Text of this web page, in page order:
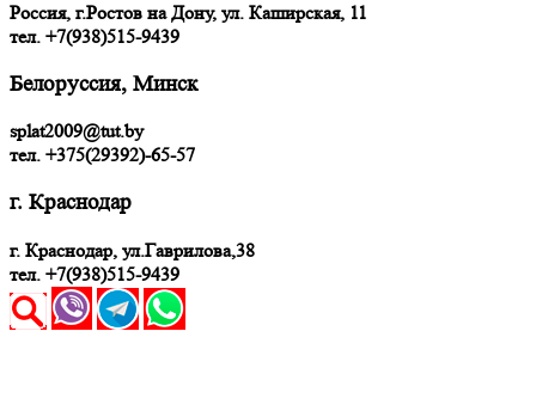
Россия, г.Ростов на Дону, ул. Каширская, 11
тел. +7(938)515-9439
Белоруссия, Минск
splat2009@tut.by
тел. +375(29392)-65-57
г. Краснодар
г. Краснодар, ул.Гаврилова,38
тел. +7(938)515-9439